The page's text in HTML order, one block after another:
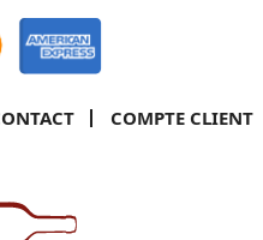
COMPTE CLIENT